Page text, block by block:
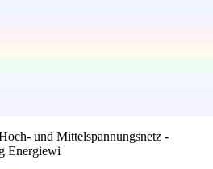
und Mittelspannungsnetz -
Energiewi